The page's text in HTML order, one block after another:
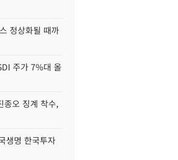
정상화될 때까
주가 7%대 올
종오 징계 착수,
생명 한국투자